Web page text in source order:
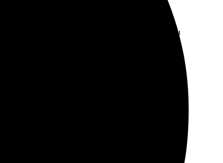
Качество просто невероятное, цвета яркие и
заказ.